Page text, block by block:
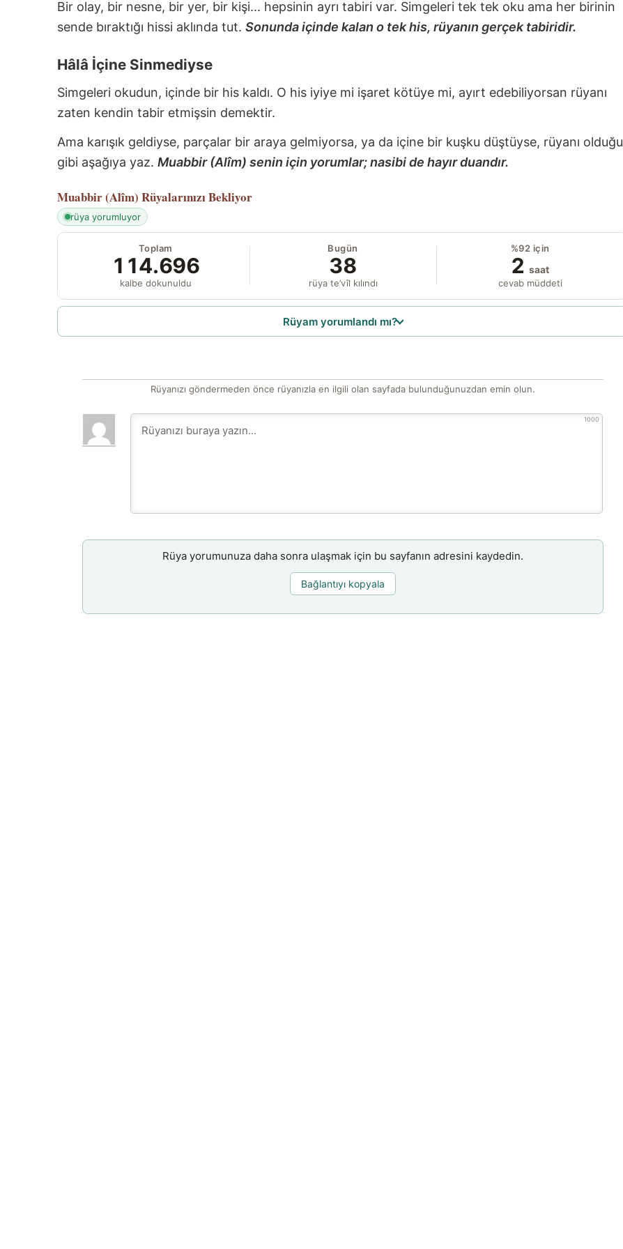
Bir olay, bir nesne, bir yer, bir kişi... hepsinin ayrı tabiri var. Simgeleri tek tek oku ama her birinin
sende bıraktığı hissi aklında tut. Sonunda içinde kalan o tek his, rüyanın gerçek tabiridir.
Hâlâ İçine Sinmediyse
Simgeleri okudun, içinde bir his kaldı. O his iyiye mi işaret kötüye mi, ayırt edebiliyorsan rüyanı
zaten kendin tabir etmişsin demektir.
Ama karışık geldiyse, parçalar bir araya gelmiyorsa, ya da içine bir kuşku düştüyse, rüyanı olduğu
gibi aşağıya yaz. Muabbir (Alîm) senin için yorumlar; nasibi de hayır duandır.
Muabbir (Alîm) Rüyalarınızı Bekliyor
rüya yorumluyor
Toplam
114.696
kalbe dokunuldu
Bugün
38
rüya te’vîl kılındı
%92 için
2 saat
cevab müddeti
Rüyam yorumlandı mı?
Rüyanızı göndermeden önce rüyanızla en ilgili olan sayfada bulunduğunuzdan emin olun.
1000
Rüya yorumunuza daha sonra ulaşmak için bu sayfanın adresini kaydedin.
Bağlantıyı kopyala